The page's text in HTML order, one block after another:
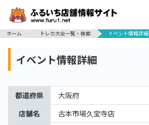
ホーム
トレカ大会一覧・検索 イベント情報詳細
イベント情報詳細
都道府県
大阪府
店舗名
古本市場久宝寺店